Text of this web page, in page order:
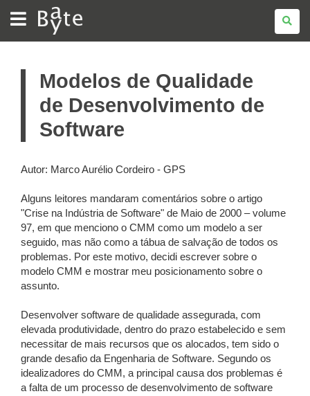
BATE
BYTE
Modelos de Qualidade
de Desenvolvimento de
Software
Autor: Marco Aurélio Cordeiro - GPS
Alguns leitores mandaram comentários sobre o artigo
"Crise na Indústria de Software" de Maio de 2000 – volume
97, em que menciono o CMM como um modelo a ser
seguido, mas não como a tábua de salvação de todos os
problemas. Por este motivo, decidi escrever sobre o
modelo CMM e mostrar meu posicionamento sobre o
assunto.
Desenvolver software de qualidade assegurada, com
elevada produtividade, dentro do prazo estabelecido e sem
necessitar de mais recursos que os alocados, tem sido o
grande desafio da Engenharia de Software. Segundo os
idealizadores do CMM, a principal causa dos problemas é
a falta de um processo de desenvolvimento de software